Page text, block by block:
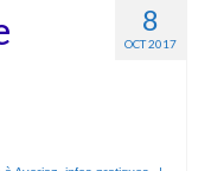
8
OCT 2017